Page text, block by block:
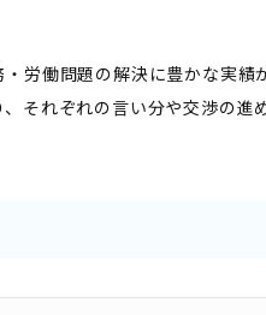
労働問題の解決に豊かな実績
それぞれの言い分や交渉の進